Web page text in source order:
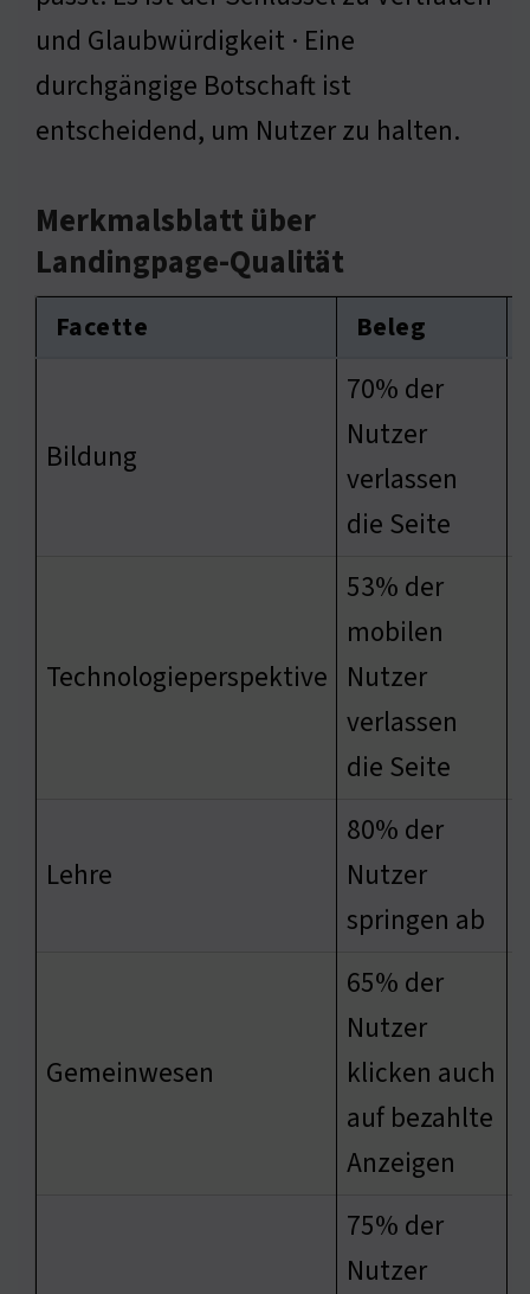
und Glaubwürdigkeit · Eine
durchgängige Botschaft ist
entscheidend, um Nutzer zu halten.
Merkmalsblatt über
Landingpage-Qualität
Facette Beleg
Bildung
70% der
Nutzer
verlassen
die Seite
Technologieperspektive
53% der
mobilen
Nutzer
verlassen
die Seite
Lehre
80% der
Nutzer
springen ab
Gemeinwesen
65% der
Nutzer
klicken auch
auf bezahlte
Anzeigen
75% der
Nutzer